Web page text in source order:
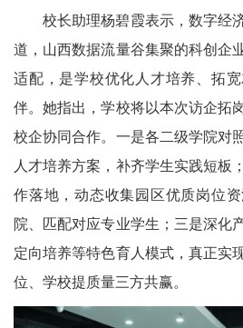
校长助理杨碧霞表示，数字经
道，山西数据流量谷集聚的科创企
适配，是学校优化人才培养、拓
伴。她指出，学校将以本次访企拓
校企协同合作。一是各二级学院对
人才培养方案，补齐学生实践短板
作落地，动态收集园区优质岗位
院、匹配对应专业学生；三是深化
定向培养等特色育人模式，真正实
位、学校提质量三方共赢。